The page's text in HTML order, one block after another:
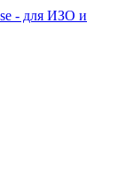
- для ИЗО и